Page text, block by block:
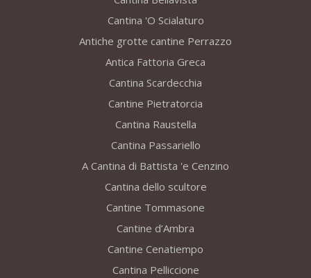
Cantina 'O Scialaturo
Antiche grotte cantine Perrazzo
Antica Fattoria Greca
Cantina Scardecchia
Cantine Pietratorcia
Cantina Raustella
Cantina Passariello
A Cantina di Battista 'e Cenzino
Cantina dello scultore
Cantine Tommasone
Cantine d’Ambra
Cantine Cenatiempo
Cantina Pelliccione